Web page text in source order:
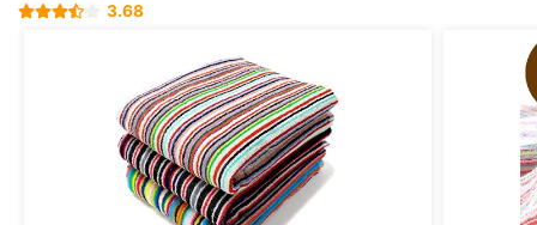
3.68